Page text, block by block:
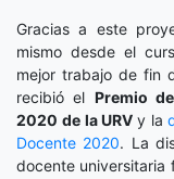
Gracias a este
mismo desde el
mejor trabajo de fin
recibió el Premio
2020 de la URV y la
Docente 2020. La
docente universitaria